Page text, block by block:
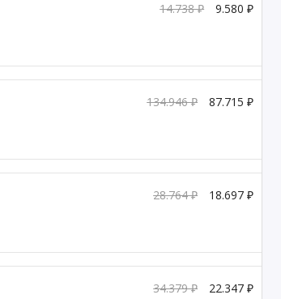
14.738 ₽ 9.580 ₽
134.946 ₽ 87.715 ₽
28.764 ₽ 18.697 ₽
34.379 ₽ 22.347 ₽